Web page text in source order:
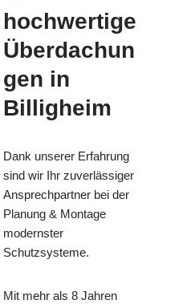
hochwertige
Überdachun
gen in
Billigheim
Dank unserer Erfahrung
sind wir Ihr zuverlässiger
Ansprechpartner bei der
Planung & Montage
modernster
Schutzsysteme.
Mit mehr als 8 Jahren